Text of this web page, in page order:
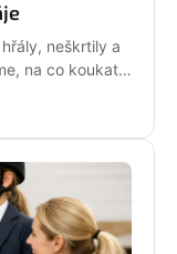
neškrtily a
na co koukat